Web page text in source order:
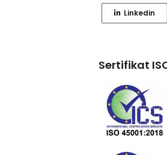
Linkedin
Sertifikat